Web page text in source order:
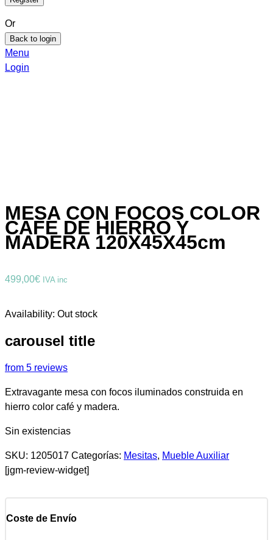
Or
Back to login
Menu
Login
MESA CON FOCOS COLOR
CAFE DE HIERRO Y
MADERA 120X45X45cm
499,00€ IVA inc
Availability: Out stock
carousel title
from 5 reviews
Extravagante mesa con focos iluminados construida en
hierro color café y madera.
Sin existencias
SKU: 1205017 Categorías: Mesitas, Mueble Auxiliar
[jgm-review-widget]
Coste de Envío